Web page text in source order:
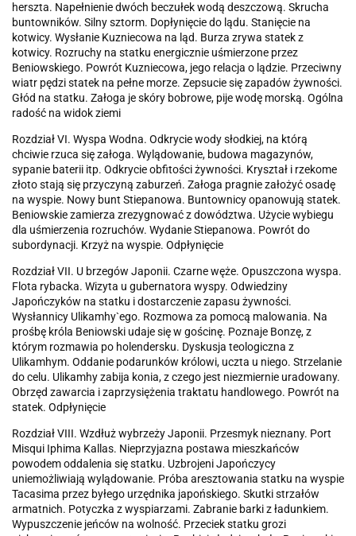
herszta. Napełnienie dwóch beczułek wodą deszczową. Skrucha
buntowników. Silny sztorm. Dopłynięcie do lądu. Stanięcie na
kotwicy. Wysłanie Kuzniecowa na ląd. Burza zrywa statek z
kotwicy. Rozruchy na statku energicznie uśmierzone przez
Beniowskiego. Powrót Kuzniecowa, jego relacja o lądzie. Przeciwny
wiatr pędzi statek na pełne morze. Zepsucie się zapadów żywności.
Głód na statku. Załoga je skóry bobrowe, pije wodę morską. Ogólna
radość na widok ziemi
Rozdział VI. Wyspa Wodna. Odkrycie wody słodkiej, na którą
chciwie rzuca się załoga. Wylądowanie, budowa magazynów,
sypanie baterii itp. Odkrycie obfitości żywności. Kryształ i rzekome
złoto stają się przyczyną zaburzeń. Załoga pragnie założyć osadę
na wyspie. Nowy bunt Stiepanowa. Buntownicy opanowują statek.
Beniowskie zamierza zrezygnować z dowództwa. Użycie wybiegu
dla uśmierzenia rozruchów. Wydanie Stiepanowa. Powrót do
subordynacji. Krzyż na wyspie. Odpłynięcie
Rozdział VII. U brzegów Japonii. Czarne węże. Opuszczona wyspa.
Flota rybacka. Wizyta u gubernatora wyspy. Odwiedziny
Japończyków na statku i dostarczenie zapasu żywności.
Wysłannicy Ulikamhy`ego. Rozmowa za pomocą malowania. Na
prośbę króla Beniowski udaje się w gościnę. Poznaje Bonzę, z
którym rozmawia po holendersku. Dyskusja teologiczna z
Ulikamhym. Oddanie podarunków królowi, uczta u niego. Strzelanie
do celu. Ulikamhy zabija konia, z czego jest niezmiernie uradowany.
Obrzęd zawarcia i zaprzysiężenia traktatu handlowego. Powrót na
statek. Odpłynięcie
Rozdział VIII. Wzdłuż wybrzeży Japonii. Przesmyk nieznany. Port
Misqui Iphima Kallas. Nieprzyjazna postawa mieszkańców
powodem oddalenia się statku. Uzbrojeni Japończycy
uniemożliwiają wylądowanie. Próba aresztowania statku na wyspie
Tacasima przez byłego urzędnika japońskiego. Skutki strzałów
armatnich. Potyczka z wyspiarzami. Zabranie barki z ładunkiem.
Wypuszczenie jeńców na wolność. Przeciek statku grozi